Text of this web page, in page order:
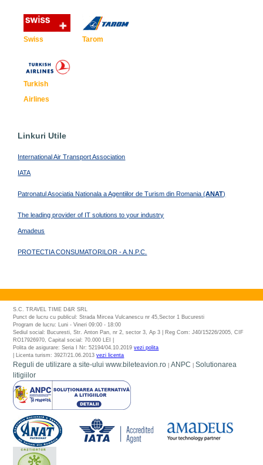
Swiss Tarom
Turkish
Airlines
Linkuri Utile
International Air Transport Association
IATA
Patronatul Asociatia Nationala a Agentiilor de Turism din Romania (ANAT)
The leading provider of IT solutions to your industry
Amadeus
PROTECTIA CONSUMATORILOR - A.N.P.C.
S.C. TRAVEL TIME D&R SRL
Punct de lucru cu publicul: Strada Mircea Vulcanescu nr 45,Sector 1 Bucuresti
Program de lucru: Luni - Vineri 09:00 - 18:00
Sediul social: Bucuresti, Str. Anton Pan, nr 2, sector 3, Ap 3 | Reg Com: J40/15226/2005, CIF
RO17926970, Capital social: 70.000 LEI |
Polita de asigurare: Seria I Nr: 52194/04.10.2019vezi polita
| Licenta turism: 3927/21.06.2013vezi licenta
Reguli de utilizare a site-ului www.bileteavion.ro |ANPC |Solutionarea
litigiilor